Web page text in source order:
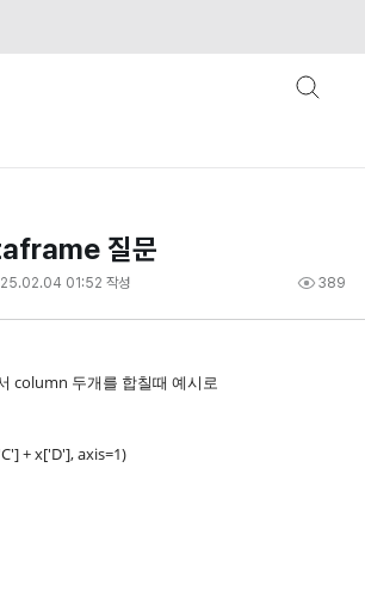
질문
01:52 작성 389
column 두개를 합칠때 예시로
+ x['D'], axis=1)